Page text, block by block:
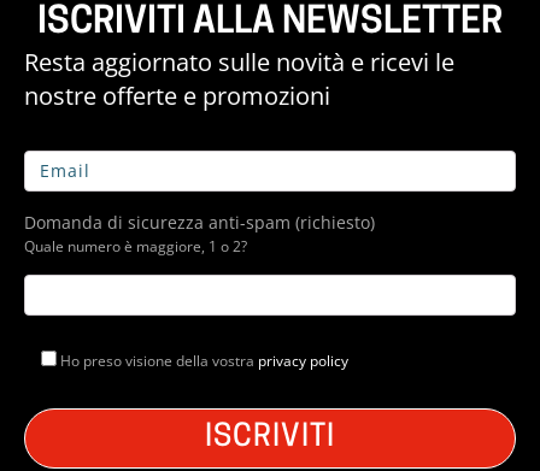
ISCRIVITI ALLA NEWSLETTER
Resta aggiornato sulle novità e ricevi le
nostre offerte e promozioni
Domanda di sicurezza anti-spam (richiesto)
Quale numero è maggiore, 1 o 2?
Ho preso visione della vostra privacy policy